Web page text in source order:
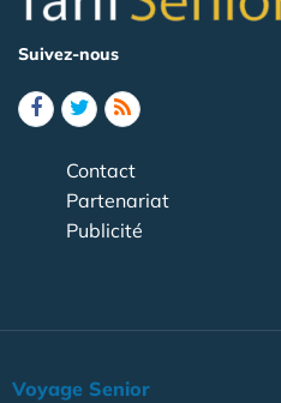
Suivez-nous
Contact
Partenariat
Publicité
Voyage Senior